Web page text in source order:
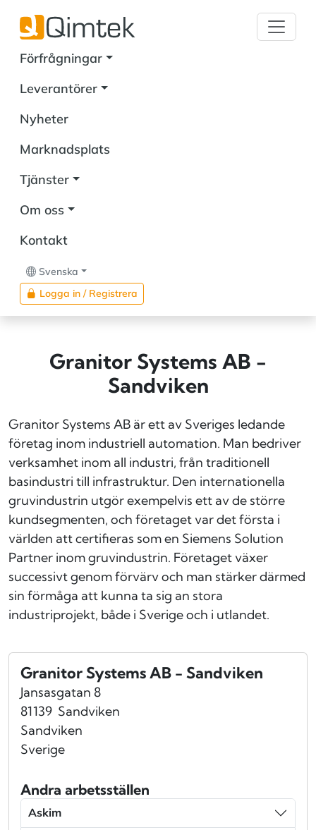
Förfrågningar
Leverantörer
Nyheter
Marknadsplats
Tjänster
Om oss
Kontakt
Svenska
Logga in / Registrera
Granitor Systems AB -
Sandviken
Granitor Systems AB är ett av Sveriges ledande
företag inom industriell automation. Man bedriver
verksamhet inom all industri, från traditionell
basindustri till infrastruktur. Den internationella
gruvindustrin utgör exempelvis ett av de större
kundsegmenten, och företaget var det första i
världen att certifieras som en Siemens Solution
Partner inom gruvindustrin. Företaget växer
successivt genom förvärv och man stärker därmed
sin förmåga att kunna ta sig an stora
industriprojekt, både i Sverige och i utlandet.
Granitor Systems AB - Sandviken
Jansasgatan 8
81139 Sandviken
Sandviken
Sverige
Andra arbetsställen
Askim